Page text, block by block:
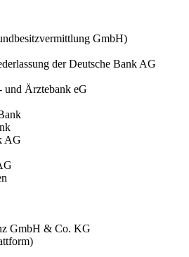
GmbH)
der Deutsche Bank AG
und Ärztebank eG
AG
GmbH & Co. KG